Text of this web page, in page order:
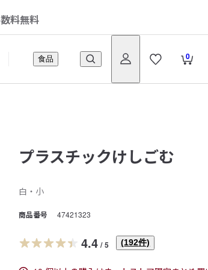
料無料
0
食品
プラスチックけしごむ
白・小
商品番号 47421323
4.4 / 5 (192件)